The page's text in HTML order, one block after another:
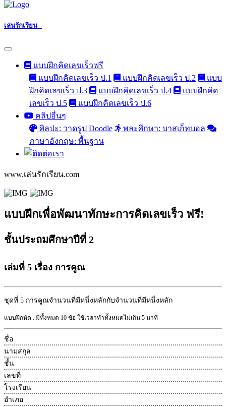
เล่นรักเรียน
แบบฝึกคิดเลขเร็วฟรี
แบบฝึกคิดเลขเร็ว ป.1
แบบฝึกคิดเลขเร็ว ป.2
แบบ
ฝึกคิดเลขเร็ว ป.3
แบบฝึกคิดเลขเร็ว ป.4
แบบฝึกคิด
เลขเร็ว ป.5
แบบฝึกคิดเลขเร็ว ป.6
คลิปอื่นๆ
ศิลปะ: วาดรูป Doodle
พละศึกษา: บาสเก็ทบอล
ภาษาอังกฤษ: พื้นฐาน
www.เล่นรักเรียน.com
แบบฝึกเพื่อพัฒนาทักษะการคิดเลขเร็ว ฟรี!
ชั้นประถมศึกษาปีที่ 2
เล่มที่ 5 เรื่อง การคูณ
ชุดที่ 5 การคูณจำนวนที่มีหนึ่งหลักกับจำนวนที่มีหนึ่งหลัก
แบบฝึกหัด : มีทั้งหมด 10 ข้อ ใช้เวลาทำทั้งหมดไม่เกิน 5 นาที
ชื่อ
นามสกุล
ชั้น
เลขที่
โรงเรียน
อำเภอ